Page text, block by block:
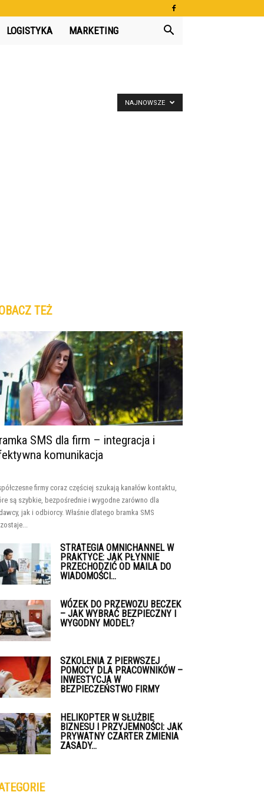
LOGISTYKA MARKETING
NAJNOWSZE
TEŻ
SMS dla firm – integracja i
komunikacja
firmy coraz częściej szukają kanałów kontaktu,
są szybkie, bezpośrednie i wygodne zarówno dla
jak i odbiorcy. Właśnie dlatego bramka SMS
STRATEGIA OMNICHANNEL W
PRAKTYCE: JAK PŁYNNIE
PRZECHODZIĆ OD MAILA DO
WIADOMOŚCI...
WÓZEK DO PRZEWOZU BECZEK
– JAK WYBRAĆ BEZPIECZNY I
WYGODNY MODEL?
SZKOLENIA Z PIERWSZEJ
POMOCY DLA PRACOWNIKÓW –
INWESTYCJA W
BEZPIECZEŃSTWO FIRMY
HELIKOPTER W SŁUŻBIE
BIZNESU I PRZYJEMNOŚCI: JAK
PRYWATNY CZARTER ZMIENIA
ZASADY...